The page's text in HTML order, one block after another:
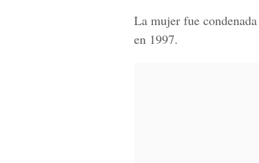
La mujer fue
en 1997.